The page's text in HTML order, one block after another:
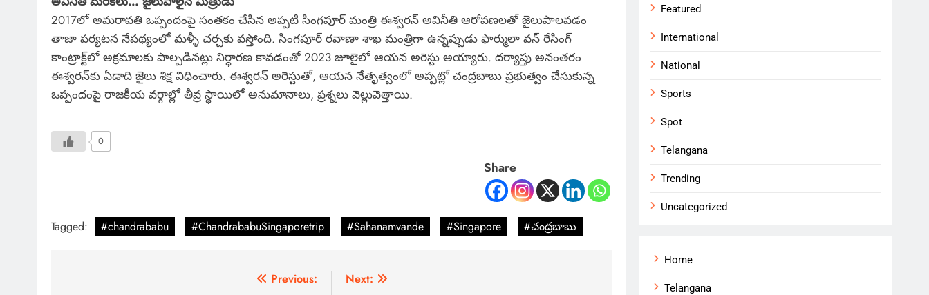
2017లో అమరావతి ఒప్పందంపై సంతకం చేసిన అప్పటి సింగపూర్‌ మంత్రి ఈశ్వరన్‌ అవినీతి ఆరోపణలతో జైలుపాలవడం
తాజా పర్యటన నేపథ్యంలో మళ్ళీ చర్చకు వస్తోంది. సింగపూర్‌ రవాణా శాఖ మంత్రిగా ఉన్నప్పుడు ఫార్ములా వన్‌ రేసింగ్‌
కాంట్రాక్ట్‌లో అక్రమాలకు పాల్పడినట్లు నిర్ధారణ కావడంతో 2023 జూలైలో ఆయన అరెస్టు అయ్యారు. దర్యాప్తు అనంతరం
ఈశ్వరన్‌కు ఏడాది జైలు శిక్ష విధించారు. ఈశ్వరన్‌ అరెస్టుతో, ఆయన నేతృత్వంలో అప్పట్లో చంద్రబాబు ప్రభుత్వం చేసుకున్న
ఒప్పందంపై రాజకీయ వర్గాల్లో తీవ్ర స్థాయిలో అనుమానాలు, ప్రశ్నలు వెల్లువెత్తాయి.
0
Share
Tagged: #chandrababu #ChandrababuSingaporetrip #Sahanamvande #Singapore #చంద్రబాబు
Previous:
Next:
Featured
International
National
Sports
Spot
Telangana
Trending
Uncategorized
Home
Telangana